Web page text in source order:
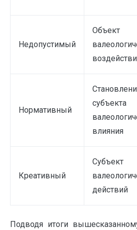
Недопустимый
Объект
Нормативный
субъекта
влияния
Креативный
Субъект
действий
Подводя итоги